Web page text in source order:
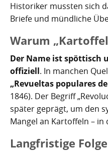
Santa
Historiker mussten sich
Briefe und mündliche
Warum
Der Name ist spöttisch
offiziell. In manchen
„Revueltas populares de
1846). Der Begriff
später geprägt, um den
Mangel an Kartoffeln –
Langfristige